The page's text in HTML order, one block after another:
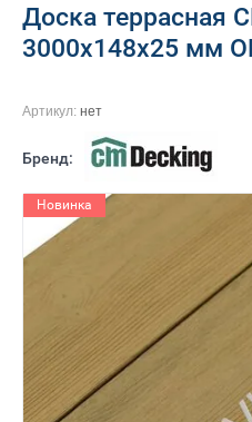
Доска террасная
3000x148x25 мм
Артикул: нет
Бренд:
Новинка